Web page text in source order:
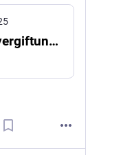
Lebensmittelvergiftung: Käse und Fisch besonders anfällig für Listerien